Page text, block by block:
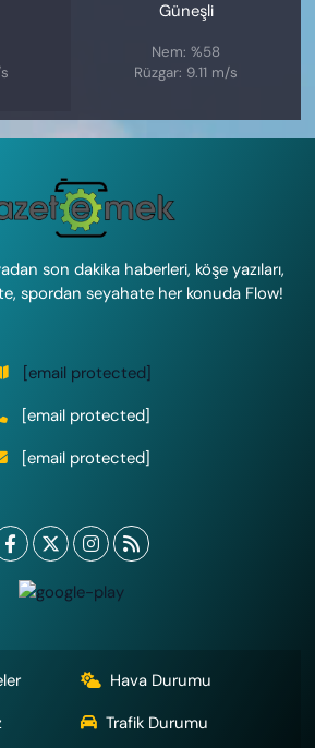
Güneşli
Nem: %58
Rüzgar: 9.11 m/s
son dakika haberleri, köşe yazıları,
spordan seyahate her konuda Flow!
[email protected]
[email protected]
[email protected]
Hava Durumu
Trafik Durumu